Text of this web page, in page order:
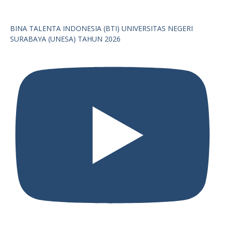
BINA TALENTA INDONESIA (BTI) UNIVERSITAS NEGERI
SURABAYA (UNESA) TAHUN 2026